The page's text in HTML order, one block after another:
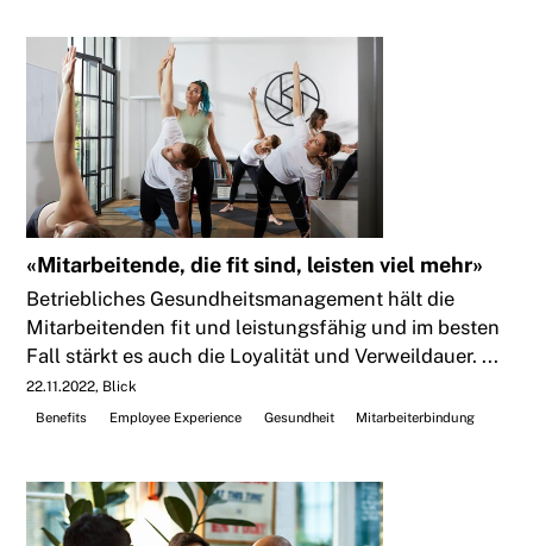
«Mitarbeitende, die fit sind, leisten viel mehr»
Betriebliches Gesundheitsmanagement hält die
Mitarbeitenden fit und leistungsfähig und im besten
Fall stärkt es auch die Loyalität und Verweildauer. ...
22.11.2022 Blick
Benefits
Employee Experience Gesundheit Mitarbeiterbindung